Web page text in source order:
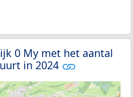
0 My met het aantal
in 2024